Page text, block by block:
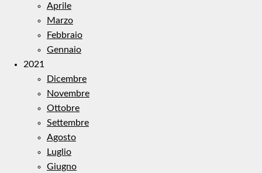
Aprile
Marzo
Febbraio
Gennaio
2021
Dicembre
Novembre
Ottobre
Settembre
Agosto
Luglio
Giugno